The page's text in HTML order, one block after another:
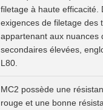
filetage à haute efficacité.
exigences de filetage des
appartenant aux nuances
secondaires élevées,
L80.
MC2 possède une
rouge et une bonne